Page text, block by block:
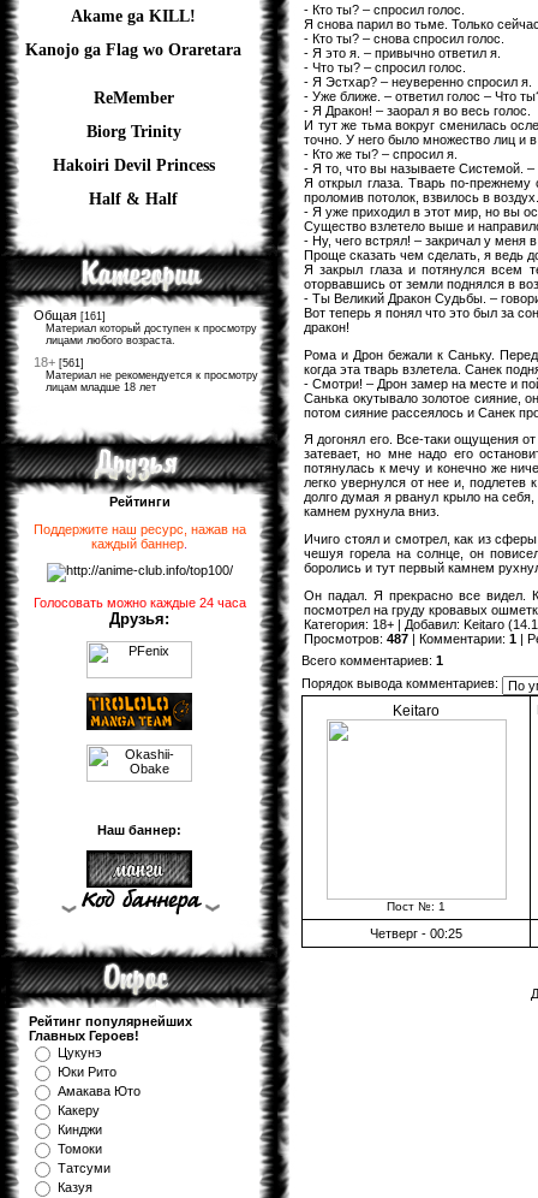
Akame ga KILL!
Kanojo ga Flag wo Oraretara
ReMember
Biorg Trinity
Hakoiri Devil Princess
Half & Half
Общая [161]
Материал который доступен к просмотру
лицами любого возраста.
18+ [561]
Материал не рекомендуется к просмотру
лицам младше 18 лет
Рейтинги
Поддержите наш ресурс, нажав на
каждый баннер
Голосовать можно каждые 24 часа
Друзья:
Наш баннер:
Рейтинг популярнейших
Главных Героев!
Цукунэ
Юки Рито
Амакава Юто
Какеру
Кинджи
Томоки
Татсуми
Казуя
- Кто ты? – спросил голос.
Я снова парил во тьме. Только
- Кто ты? – снова спросил голос.
- Я это я. – привычно ответил я.
- Что ты? – спросил голос.
- Я Эстхар? – неуверенно спросил я.
- Уже ближе. – ответил голос – Что
- Я Дракон! – заорал я во весь голос.
И тут же тьма вокруг сменилась
точно. У него было множество лиц и
- Кто же ты? – спросил я.
- Я то, что вы называете Системой. –
Я открыл глаза. Тварь по-
проломив потолок, взвилось в воздух.
- Я уже приходил в этот мир, но вы
Существо взлетело выше и
- Ну, чего встрял! – закричал у меня
Проще сказать чем сделать, я ведь
Я закрыл глаза и потянулся всем
оторвавшись от земли поднялся в
- Ты Великий Дракон Судьбы. –
Вот теперь я понял что это был за
дракон!
Рома и Дрон бежали к Саньку.
когда эта тварь взлетела. Санек
- Смотри! – Дрон замер на месте и
Санька окутывало золотое сияние,
потом сияние рассеялось и Санек
Я догонял его. Все-таки ощущения
затевает, но мне надо его
потянулась к мечу и конечно же
легко увернулся от нее и,
долго думая я рванул крыло на
камнем рухнула вниз.
Ичиго стоял и смотрел, как из
чешуя горела на солнце, он
боролись и тут первый камнем
Он падал. Я прекрасно все видел.
посмотрел на груду кровавых
Категория: 18+ | Добавил: Keitaro
Просмотров: 487 | Комментарии: 1 |
Всего комментариев: 1
Порядок вывода комментариев:
Keitaro
Пост №: 1
Четверг - 00:25